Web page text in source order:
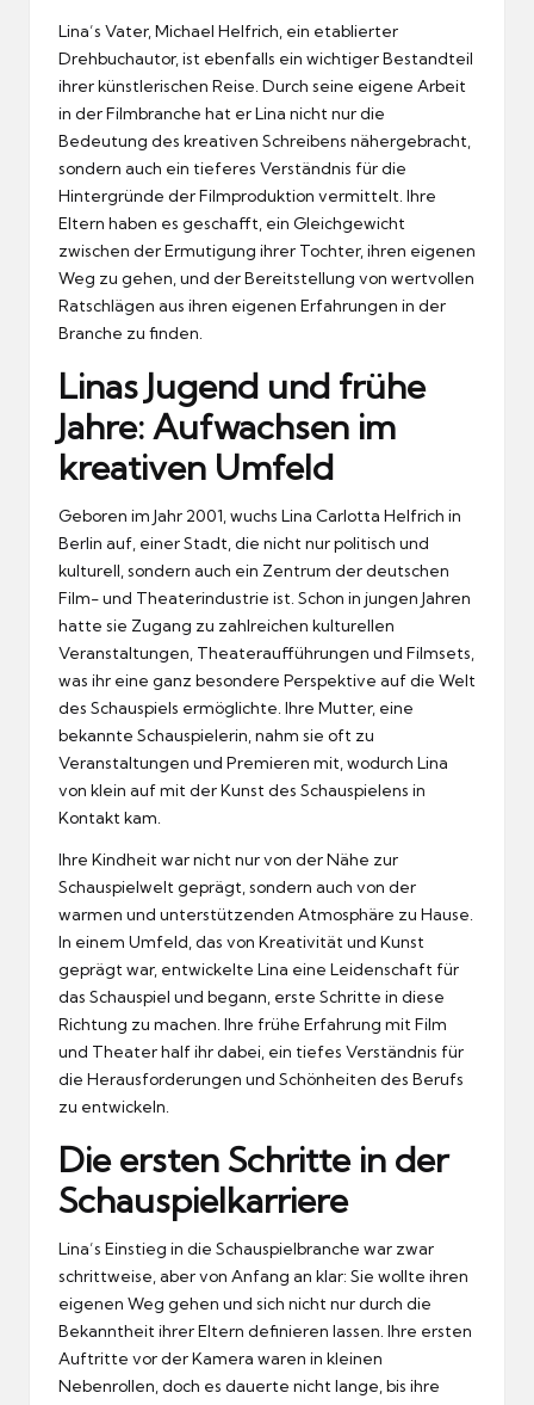
Lina’s Vater, Michael Helfrich, ein etablierter
Drehbuchautor, ist ebenfalls ein wichtiger Bestandteil
ihrer künstlerischen Reise. Durch seine eigene Arbeit
in der Filmbranche hat er Lina nicht nur die
Bedeutung des kreativen Schreibens nähergebracht,
sondern auch ein tieferes Verständnis für die
Hintergründe der Filmproduktion vermittelt. Ihre
Eltern haben es geschafft, ein Gleichgewicht
zwischen der Ermutigung ihrer Tochter, ihren eigenen
Weg zu gehen, und der Bereitstellung von wertvollen
Ratschlägen aus ihren eigenen Erfahrungen in der
Branche zu finden.
Linas Jugend und frühe
Jahre: Aufwachsen im
kreativen Umfeld
Geboren im Jahr 2001, wuchs Lina Carlotta Helfrich in
Berlin auf, einer Stadt, die nicht nur politisch und
kulturell, sondern auch ein Zentrum der deutschen
Film- und Theaterindustrie ist. Schon in jungen Jahren
hatte sie Zugang zu zahlreichen kulturellen
Veranstaltungen, Theateraufführungen und Filmsets,
was ihr eine ganz besondere Perspektive auf die Welt
des Schauspiels ermöglichte. Ihre Mutter, eine
bekannte Schauspielerin, nahm sie oft zu
Veranstaltungen und Premieren mit, wodurch Lina
von klein auf mit der Kunst des Schauspielens in
Kontakt kam.
Ihre Kindheit war nicht nur von der Nähe zur
Schauspielwelt geprägt, sondern auch von der
warmen und unterstützenden Atmosphäre zu Hause.
In einem Umfeld, das von Kreativität und Kunst
geprägt war, entwickelte Lina eine Leidenschaft für
das Schauspiel und begann, erste Schritte in diese
Richtung zu machen. Ihre frühe Erfahrung mit Film
und Theater half ihr dabei, ein tiefes Verständnis für
die Herausforderungen und Schönheiten des Berufs
zu entwickeln.
Die ersten Schritte in der
Schauspielkarriere
Lina’s Einstieg in die Schauspielbranche war zwar
schrittweise, aber von Anfang an klar: Sie wollte ihren
eigenen Weg gehen und sich nicht nur durch die
Bekanntheit ihrer Eltern definieren lassen. Ihre ersten
Auftritte vor der Kamera waren in kleinen
Nebenrollen, doch es dauerte nicht lange, bis ihre